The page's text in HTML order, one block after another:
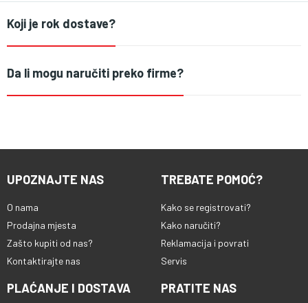
Koji je rok dostave?
Da li mogu naručiti preko firme?
UPOZNAJTE NAS
O nama
Prodajna mjesta
Zašto kupiti od nas?
Kontaktirajte nas
TREBATE POMOĆ?
Kako se registrovati?
Kako naručiti?
Reklamacija i povrati
Servis
PLAĆANJE I DOSTAVA PRATITE NAS